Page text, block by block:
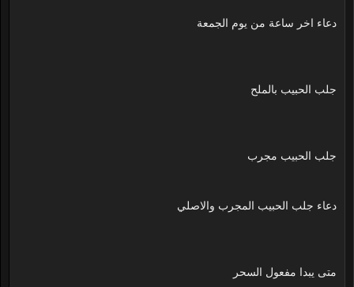
دعاء اخر ساعة من يوم الجمعة
جلب الحبيب بالملح
جلب الحبيب مجرب
دعاء جلب الحبيب المجرب والاصلي
متى يبدا مفعول السحر